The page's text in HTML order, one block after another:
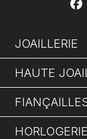
JOAILLERIE
HAUTE
HORLOGERIE